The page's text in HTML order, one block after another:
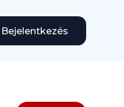
Bejelentkezés